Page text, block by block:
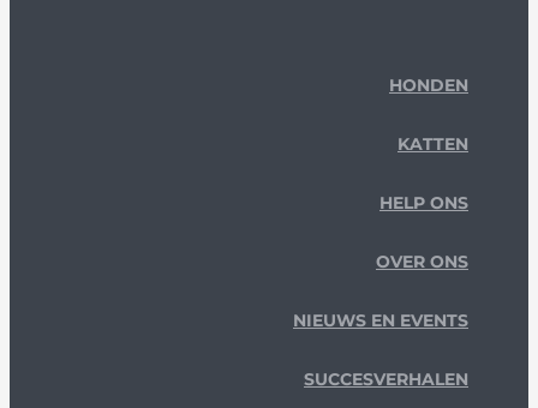
HONDEN
KATTEN
HELP ONS
OVER ONS
NIEUWS EN EVENTS
SUCCESVERHALEN